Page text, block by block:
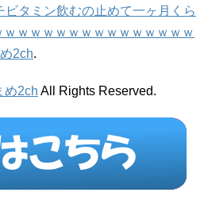
ビタミン飲むの止めて一ヶ月くら
ｗｗｗｗｗｗｗｗｗｗｗｗｗｗ
2ch.
め2ch All Rights Reserved.